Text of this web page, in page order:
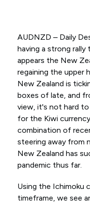
AUDNZD – Daily
having a strong
appears the New
regaining the upper
New Zealand is
boxes of late, and
view, it's not hard
for the Kiwi
combination of
steering away from
New Zealand has
pandemic thus far.
Using the Ichimoku
timeframe, we see